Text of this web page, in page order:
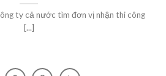
ty cả nước tìm đơn vị nhận thi công
[...]